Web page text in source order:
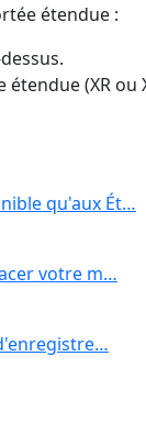
étendue :
(XR ou
qu'aux Ét…
votre m…